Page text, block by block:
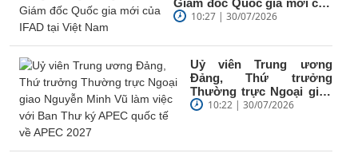
IFAD tại Việt Nam
10:27 | 30/07/2026
Uỷ viên Trung ương
Đảng, Thứ trưởng
Thường trực Ngoại giao
Nguyễn Minh Vũ làm việc
10:22 | 30/07/2026